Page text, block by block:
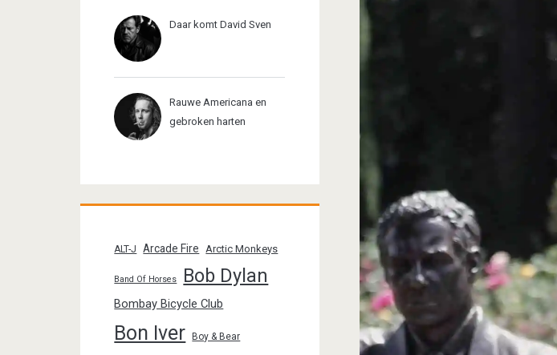
Daar komt David Sven
Rauwe Americana en
gebroken harten
ALT-J Arcade Fire Arctic Monkeys
Band Of Horses Bob Dylan
Bombay Bicycle Club
Bon Iver Boy & Bear